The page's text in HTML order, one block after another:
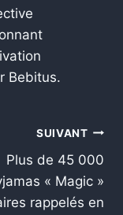
Bebitus.
SUIVANT
Plus de 45 000
« Magic »
rappelés en